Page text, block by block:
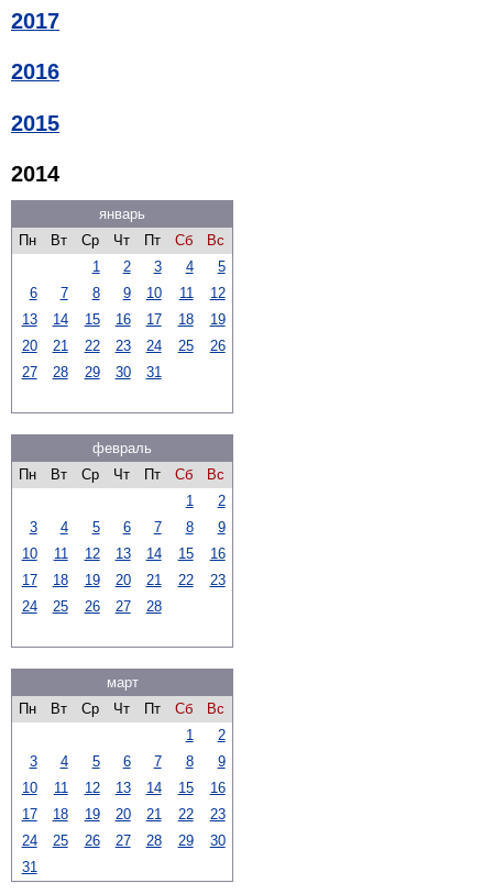
2017
2016
2015
2014
январь
Пн
Вт Ср Чт Пт Сб
Вс
1
2 3 4
5
6
7 8 9 10 11
12
13
14 15 16 17 18
19
20
21 22 23 24 25
26
27
28 29 30 31
февраль
Пн
Вт Ср Чт Пт Сб
Вс
1
2
3
4 5 6 7 8
9
10
11 12 13 14 15
16
17
18 19 20 21 22
23
24
25 26 27 28
март
Пн
Вт Ср Чт Пт Сб
Вс
1
2
3
4 5 6 7 8
9
10
11 12 13 14 15
16
17
18 19 20 21 22
23
24
25 26 27 28 29
30
31